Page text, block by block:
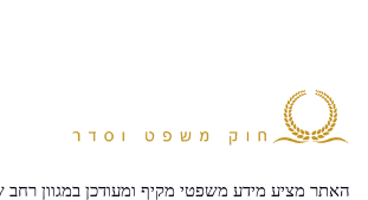
האתר מציע מידע משפטי מקיף ומעודכן במגוון